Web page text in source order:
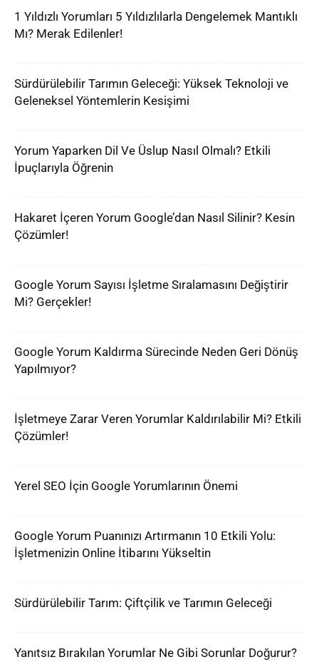
1 Yıldızlı Yorumları 5 Yıldızlılarla Dengelemek Mantıklı
Mı? Merak Edilenler!
Sürdürülebilir Tarımın Geleceği: Yüksek Teknoloji ve
Geleneksel Yöntemlerin Kesişimi
Yorum Yaparken Dil Ve Üslup Nasıl Olmalı? Etkili
İpuçlarıyla Öğrenin
Hakaret İçeren Yorum Google’dan Nasıl Silinir? Kesin
Çözümler!
Google Yorum Sayısı İşletme Sıralamasını Değiştirir
Mi? Gerçekler!
Google Yorum Kaldırma Sürecinde Neden Geri Dönüş
Yapılmıyor?
İşletmeye Zarar Veren Yorumlar Kaldırılabilir Mi? Etkili
Çözümler!
Yerel SEO İçin Google Yorumlarının Önemi
Google Yorum Puanınızı Artırmanın 10 Etkili Yolu:
İşletmenizin Online İtibarını Yükseltin
Sürdürülebilir Tarım: Çiftçilik ve Tarımın Geleceği
Yanıtsız Bırakılan Yorumlar Ne Gibi Sorunlar Doğurur?